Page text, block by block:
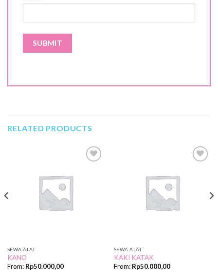
RELATED PRODUCTS
SEWA ALAT
KANO
From: Rp50.000,00
SEWA ALAT
KAKI KATAK
From: Rp50.000,00